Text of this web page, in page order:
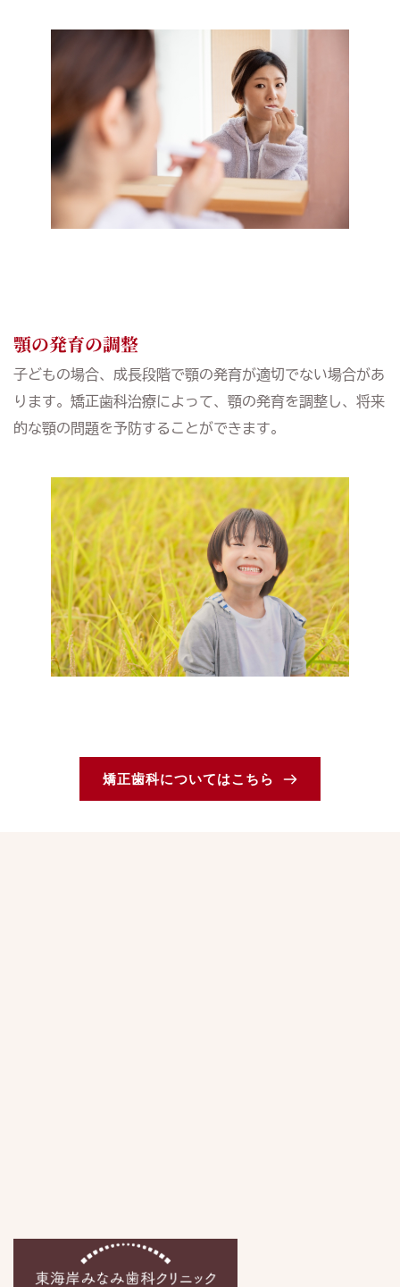
顎の発育の調整
子どもの場合、成長段階で顎の発育が適切でない場合があ
ります。矯正歯科治療によって、顎の発育を調整し、将来
的な顎の問題を予防することができます。
矯正歯科についてはこちら